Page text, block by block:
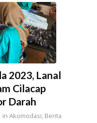
2023, Lanal
Cilacap
Darah
in Akomodasi, Berita